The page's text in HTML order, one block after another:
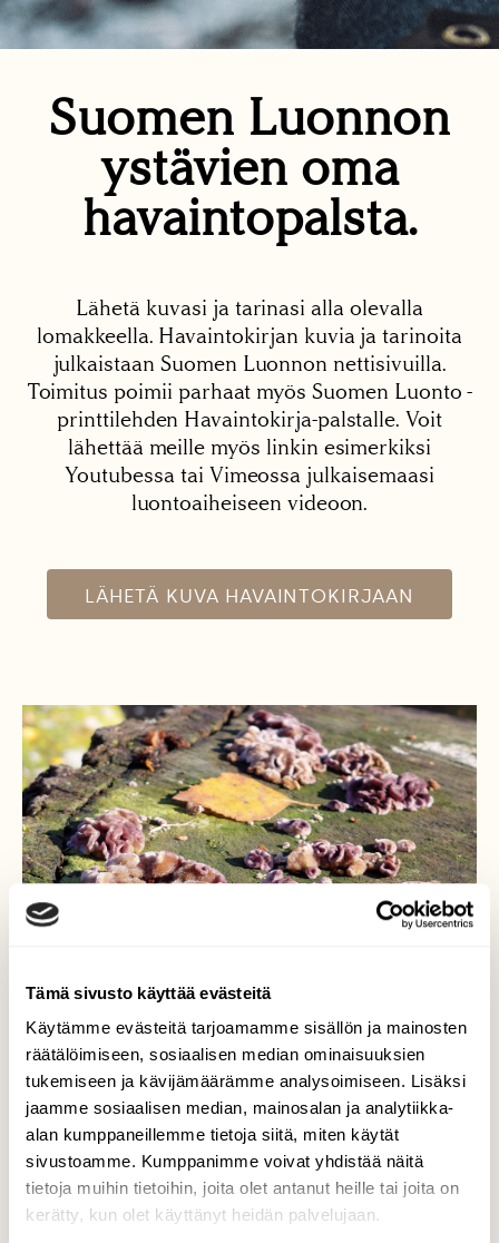
Tämä sivusto käyttää evästeitä
Käytämme evästeitä tarjoamamme sisällön ja mainosten
räätälöimiseen, sosiaalisen median ominaisuuksien
tukemiseen ja kävijämäärämme analysoimiseen. Lisäksi
jaamme sosiaalisen median, mainosalan ja analytiikka-
alan kumppaneillemme tietoja siitä, miten käytät
sivustoamme. Kumppanimme voivat yhdistää näitä
tietoja muihin tietoihin, joita olet antanut heille tai joita on
kerätty, kun olet käyttänyt heidän palvelujaan.
Suomen Luonnon
ystävien oma
havaintopalsta.
Lähetä kuvasi ja tarinasi alla olevalla
lomakkeella. Havaintokirjan kuvia ja tarinoita
julkaistaan Suomen Luonnon nettisivuilla.
Toimitus poimii parhaat myös Suomen Luonto -
printtilehden Havaintokirja-palstalle. Voit
lähettää meille myös linkin esimerkiksi
Youtubessa tai Vimeossa julkaisemaasi
luontoaiheiseen videoon.
LÄHETÄ KUVA HAVAINTOKIRJAAN
Purppuranahakka
Kannon päällä hauskannäköistä nahakkaa.
Valokuvaaja: Tarja Naukkarinen, Savitaipale
17.10.2025